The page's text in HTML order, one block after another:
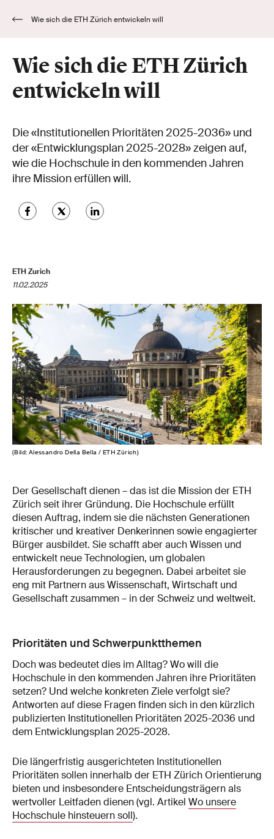
Wie sich die ETH Zürich entwickeln will
Wie sich die ETH Zürich
entwickeln will
Die «Institutionellen Prioritäten 2025-2036» und
der «Entwicklungsplan 2025-2028» zeigen auf,
wie die Hochschule in den kommenden Jahren
ihre Mission erfüllen will.
ETH Zurich
11.02.2025
(Bild: Alessandro Della Bella / ETH Zürich)
Der Gesellschaft dienen – das ist die Mission der ETH
Zürich seit ihrer Gründung. Die Hochschule erfüllt
diesen Auftrag, indem sie die nächsten Generationen
kritischer und kreativer Denkerinnen sowie engagierter
Bürger ausbildet. Sie schafft aber auch Wissen und
entwickelt neue Technologien, um globalen
Herausforderungen zu begegnen. Dabei arbeitet sie
eng mit Partnern aus Wissenschaft, Wirtschaft und
Gesellschaft zusammen – in der Schweiz und weltweit.
Prioritäten und Schwerpunktthemen
Doch was bedeutet dies im Alltag? Wo will die
Hochschule in den kommenden Jahren ihre Prioritäten
setzen? Und welche konkreten Ziele verfolgt sie?
Antworten auf diese Fragen finden sich in den kürzlich
publizierten Institutionellen Prioritäten 2025-2036 und
dem Entwicklungsplan 2025-2028.
Die längerfristig ausgerichteten Institutionellen
Prioritäten sollen innerhalb der ETH Zürich Orientierung
bieten und insbesondere Entscheidungsträgern als
wertvoller Leitfaden dienen (vgl. Artikel Wo unsere
Hochschule hinsteuern soll).